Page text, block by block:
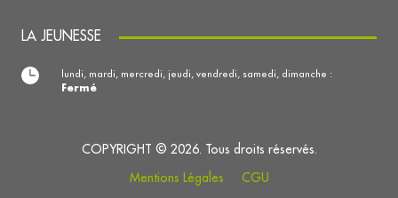
LA JEUNESSE
lundi, mardi, mercredi, jeudi, vendredi, samedi, dimanche :
Fermé
COPYRIGHT © 2026. Tous droits réservés.
Mentions Légales
CGU